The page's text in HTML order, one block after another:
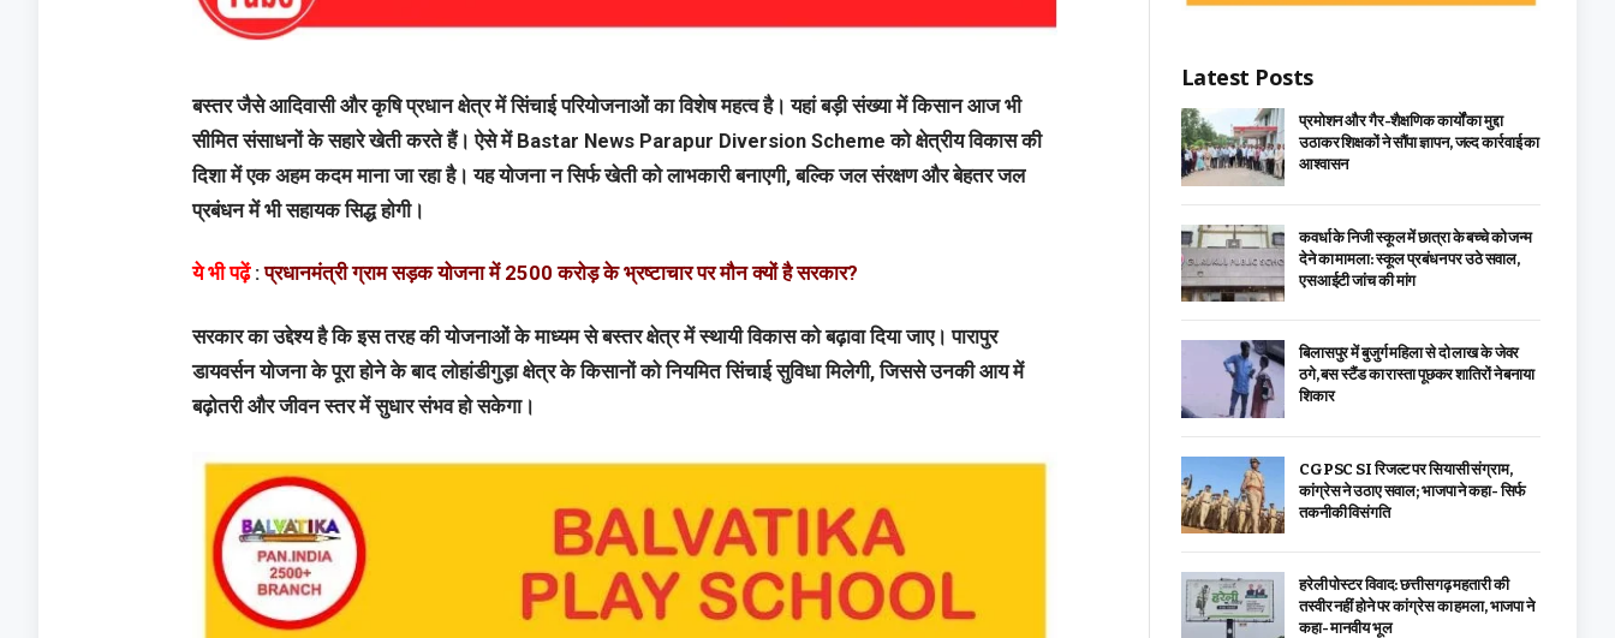
बस्तर जैसे आदिवासी और कृषि प्रधान क्षेत्र में सिंचाई परियोजनाओं का विशेष महत्व है। यहां बड़ी संख्या में किसान आज भी
सीमित संसाधनों के सहारे खेती करते हैं। ऐसे में Bastar News Parapur Diversion Scheme को क्षेत्रीय विकास की
दिशा में एक अहम कदम माना जा रहा है। यह योजना न सिर्फ खेती को लाभकारी बनाएगी, बल्कि जल संरक्षण और बेहतर जल
प्रबंधन में भी सहायक सिद्ध होगी।
ये भी पढ़ें :प्रधानमंत्री ग्राम सड़क योजना में 2500 करोड़ के भ्रष्टाचार पर मौन क्यों है सरकार?
सरकार का उद्देश्य है कि इस तरह की योजनाओं के माध्यम से बस्तर क्षेत्र में स्थायी विकास को बढ़ावा दिया जाए। पारापुर
डायवर्सन योजना के पूरा होने के बाद लोहांडीगुड़ा क्षेत्र के किसानों को नियमित सिंचाई सुविधा मिलेगी, जिससे उनकी आय में
बढ़ोतरी और जीवन स्तर में सुधार संभव हो सकेगा।
Latest Posts
प्रमोशन और गैर-शैक्षणिक कार्यों का मुद्दा
उठाकर शिक्षकों ने सौंपा ज्ञापन, जल्द कार्रवाई का
आश्वासन
कवर्धा के निजी स्कूल में छात्रा के बच्चे को जन्म
देने का मामला: स्कूल प्रबंधन पर उठे सवाल,
एसआईटी जांच की मांग
बिलासपुर में बुजुर्ग महिला से दो लाख के जेवर
ठगे, बस स्टैंड का रास्ता पूछकर शातिरों ने बनाया
शिकार
CGPSC SI रिजल्ट पर सियासी संग्राम,
कांग्रेस ने उठाए सवाल; भाजपा ने कहा- सिर्फ
तकनीकी विसंगति
हरेली पोस्टर विवाद: छत्तीसगढ़ महतारी की
तस्वीर नहीं होने पर कांग्रेस का हमला, भाजपा ने
कहा- मानवीय भूल